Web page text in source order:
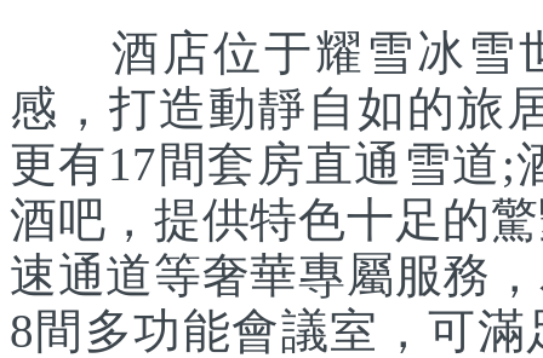
酒店位于耀雪冰雪
感，打造動靜自如的旅
更有17間套房直通雪道;
酒吧，提供特色十足的
速通道等奢華專屬服務
8間多功能會議室，可